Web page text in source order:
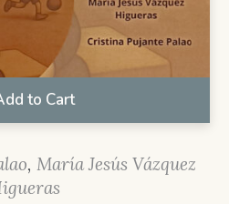
to Cart
, María Jesús Vázquez